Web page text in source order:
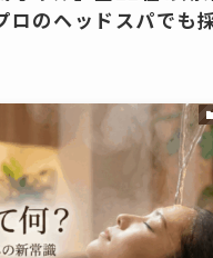
ロのヘッドスパでも